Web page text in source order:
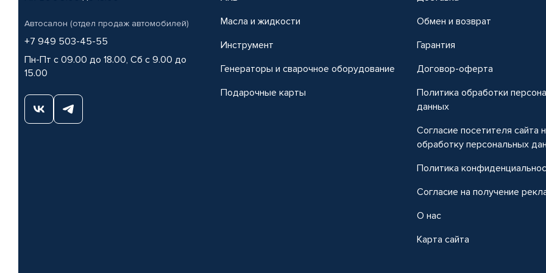
Автосалон (отдел продаж автомобилей)
+7 949 503-45-55
Пн-Пт с 09.00 до 18.00, Сб с 9.00 до
15.00
Масла и жидкости
Инструмент
Генераторы и сварочное оборудование
Подарочные карты
Обмен и возврат
Гарантия
Договор-оферта
Политика обработки
данных
Согласие посетителя сайта
обработку персональных
Политика
Согласие на получение
О нас
Карта сайта